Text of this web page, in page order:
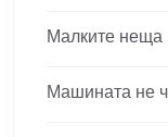
Малките неща
Машината не